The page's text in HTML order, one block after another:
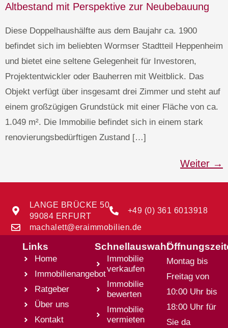
Altbestand mit Perspektive zur Neubebauung
Diese Doppelhaushälfte aus dem Baujahr ca. 1900
befindet sich im beliebten Wormser Stadtteil Heppenheim
und bietet eine seltene Gelegenheit für Investoren,
Projektentwickler oder Bauherren mit Weitblick. Das
Objekt verfügt über insgesamt drei Zimmer und steht auf
einem großzügigen Grundstück mit einer Fläche von ca.
1.049 m². Die Immobilie befindet sich in einem stark
renovierungsbedürftigen Zustand […]
Weiter →
LANGE BRÜCKE 50
99084 ERFURT
+49 (0) 361 6013918
machalett@eraimmobilien.de
Links
Home
Immobilienangebot
Ratgeber
Über uns
Kontakt
Schnellauswahl
Immobilie
verkaufen
Immobilie
bewerten
Immobilie
vermieten
Montag bis
Freitag von
10:00 Uhr bis
18:00 Uhr für
Sie da